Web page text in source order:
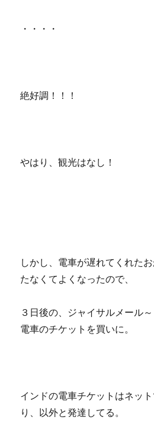
・・・・
絶好調！！！
やはり、観光はなし！
しかし、電車が遅れてくれた
たなくてよくなったので、
３日後の、ジャイサルメール
電車のチケットを買いに。
インドの電車チケットはネッ
り、以外と発達してる。